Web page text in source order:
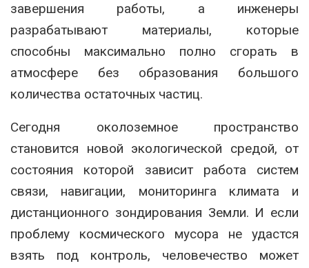
завершения работы, а инженеры
разрабатывают материалы, которые
способны максимально полно сгорать в
атмосфере без образования большого
количества остаточных частиц.
Сегодня околоземное пространство
становится новой экологической средой, от
состояния которой зависит работа систем
связи, навигации, мониторинга климата и
дистанционного зондирования Земли. И если
проблему космического мусора не удастся
взять под контроль, человечество может